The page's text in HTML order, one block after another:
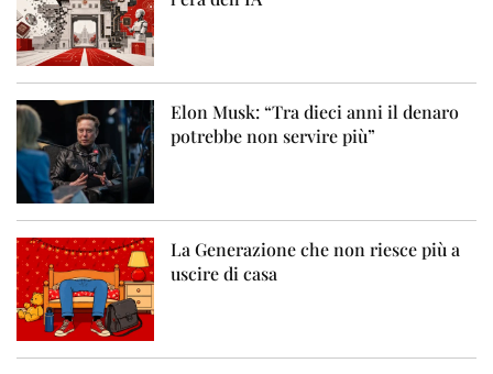
Elon Musk: “Tra dieci anni il denaro
potrebbe non servire più”
La Generazione che non riesce più a
uscire di casa